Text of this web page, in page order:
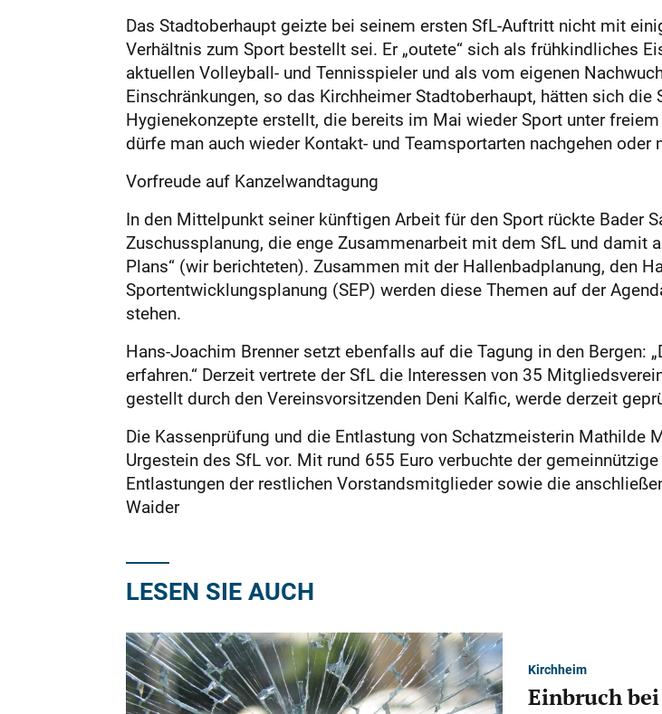
Das Stadtoberhaupt geizte bei seinem ersten SfL-Auftritt nicht mit
Verhältnis zum Sport bestellt sei. Er „outete“ sich als frühkindliches
aktuellen Volleyball- und Tennisspieler und als vom eigenen
Einschränkungen, so das Kirchheimer Stadtoberhaupt, hätten sich
Hygienekonzepte erstellt, die bereits im Mai wieder Sport unter
dürfe man auch wieder Kontakt- und Teamsportarten nachgehen
Vorfreude auf Kanzelwandtagung
In den Mittelpunkt seiner künftigen Arbeit für den Sport rückte Bader
Zuschussplanung, die enge Zusammenarbeit mit dem SfL und damit
Plans“ (wir berichteten). Zusammen mit der Hallenbadplanung, den
Sportentwicklungsplanung (SEP) werden diese Themen auf der
stehen.
Hans-Joachim Brenner setzt ebenfalls auf die Tagung in den Bergen:
erfahren.“ Derzeit vertrete der SfL die Interessen von 35
gestellt durch den Vereinsvorsitzenden Deni Kalfic, werde derzeit
Die Kassenprüfung und die Entlas­tung von Schatzmeisterin Mathilde
Urgestein des SfL vor. Mit rund 655 Euro verbuchte der
Entlastungen der restlichen Vorstandsmitglieder sowie die
Waider
LESEN SIE AUCH
Kirchheim
Einbruch